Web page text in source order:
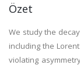
Özet
We study the
including the
violating